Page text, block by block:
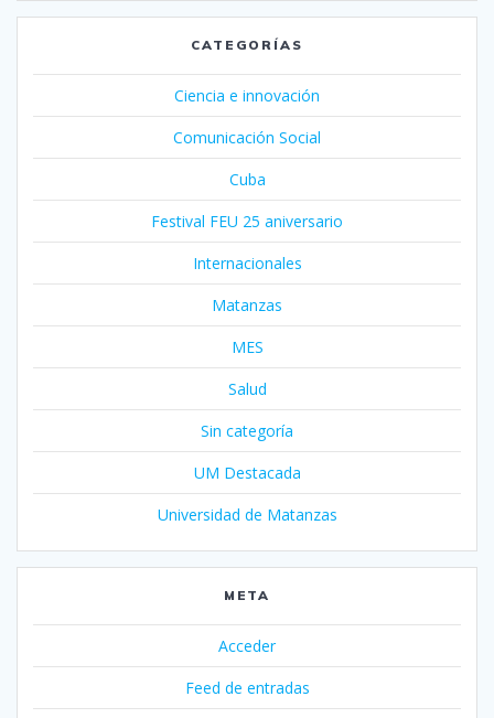
CATEGORÍAS
Ciencia e innovación
Comunicación Social
Cuba
Festival FEU 25 aniversario
Internacionales
Matanzas
MES
Salud
Sin categoría
UM Destacada
Universidad de Matanzas
META
Acceder
Feed de entradas